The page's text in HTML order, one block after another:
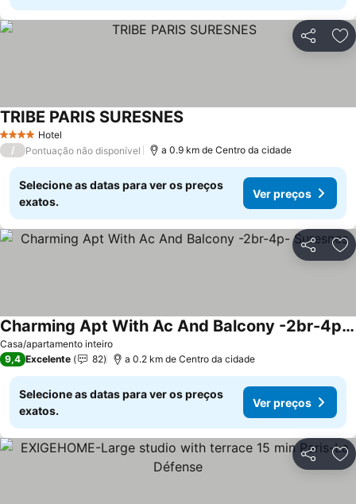
Partilhar
4 EstrelasHotel
TRIBE PARIS SURESNES
/ Pontuação não disponível a 0.9 km de Centro da cidade
Selecione as datas para ver os preços
exatos.
Ver preços
Partilhar
Casa/apartamento inteiro
Charming Apt With Ac And Balcony -2br-4p- Suresnes
Ver preços
9,4 Excelente 82 a 0.2 km de Centro da cidade
Selecione as datas para ver os preços
exatos.
Ver preços
Partilhar